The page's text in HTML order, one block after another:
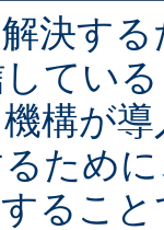
決す
てい
構が
ため
るこ